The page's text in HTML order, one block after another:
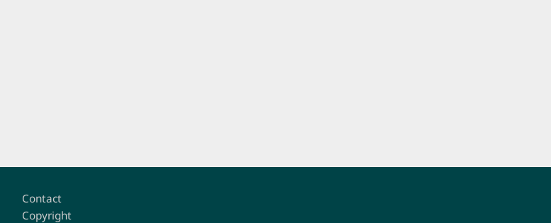
Footer
Contact
Copyright